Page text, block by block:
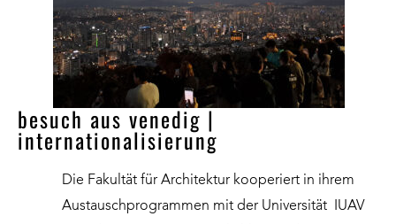
besuch aus venedig |
internationalisierung
Die Fakultät für Architektur kooperiert in ihrem
Austauschprogrammen mit der Universität IUAV